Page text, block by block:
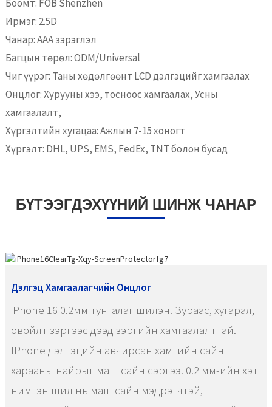
Боомт: FOB Shenzhen
Ирмэг: 2.5D
Чанар: AAA зэрэглэл
Багцын төрөл: ODM/Universal
Чиг үүрэг: Таны хөдөлгөөнт LCD дэлгэцийг хамгаалах
Онцлог: Хурууны хээ, тосноос хамгаалах, Усны
хамгаалалт,
Хүргэлтийн хугацаа: Ажлын 7-15 хоногт
Хүргэлт: DHL, UPS, EMS, FedEx, TNT болон бусад
БҮТЭЭГДЭХҮҮНИЙ ШИНЖ ЧАНАР
Дэлгэц Хамгаалагчийн Онцлог
iPhone 16 0.2мм тунгалаг шилэн. Зураас, хугарал,
овойлт зэргээс дээд зэргийн хамгаалалттай.
IPhone дэлгэцийн авчирсан хамгийн сайн
харааны найрыг маш сайн сэргээ. 0.2 мм-ийн хэт
нимгэн шил нь маш сайн мэдрэгчтэй,